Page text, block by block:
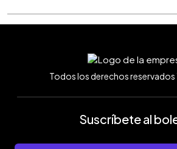
Todos los derechos
Suscríbete al